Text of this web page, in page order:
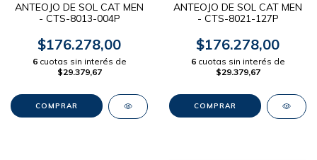
ANTEOJO DE SOL CAT MEN
- CTS-8013-004P
$176.278,00
6 cuotas sin interés de
$29.379,67
ANTEOJO DE SOL CAT MEN
- CTS-8021-127P
$176.278,00
6 cuotas sin interés de
$29.379,67